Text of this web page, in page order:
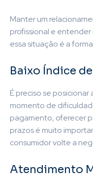
Manter um
profissional e
essa situação é a
Baixo Índice
É preciso se
momento de
pagamento, oferecer
prazos é muito
consumidor volte a
Atendimento